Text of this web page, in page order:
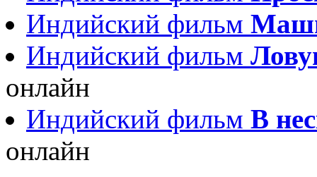
Индийский фильм
Индийский фильм
онлайн
Индийский фильм В
онлайн